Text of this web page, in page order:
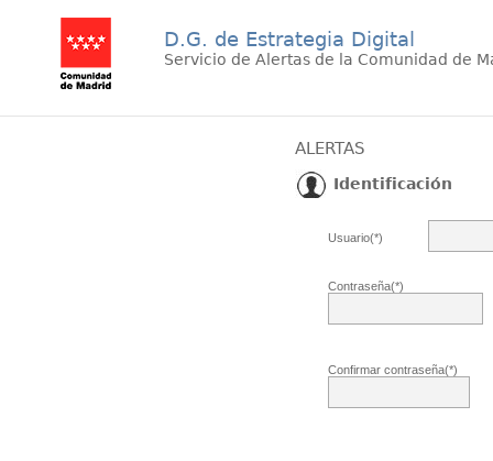
D.G. de Estrategia Digital
Servicio de Alertas de la Comunidad de
ALERTAS
Identificación
Usuario(*)
Contraseña(*)
Confirmar contraseña(*)